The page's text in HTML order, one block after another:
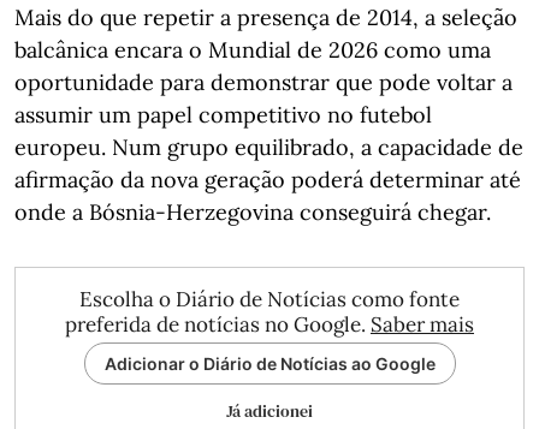
Mais do que repetir a presença de 2014, a seleção
balcânica encara o Mundial de 2026 como uma
oportunidade para demonstrar que pode voltar a
assumir um papel competitivo no futebol
europeu. Num grupo equilibrado, a capacidade de
afirmação da nova geração poderá determinar até
onde a Bósnia-Herzegovina conseguirá chegar.
Escolha o Diário de Notícias como fonte
preferida de notícias no Google. Saber mais
Adicionar o Diário de Notícias ao Google
Já adicionei